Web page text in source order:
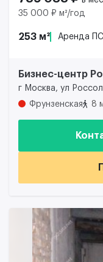
35 000 ₽ м²/год
253 м² Аренда
Бизнес-центр
г Москва, ул
Фрунзенская
8